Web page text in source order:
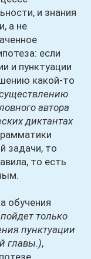
и знания
а не
если
и пунктуации
какой-то
автора
диктантах
задачи, то
то есть
только
пунктуации
главы.),